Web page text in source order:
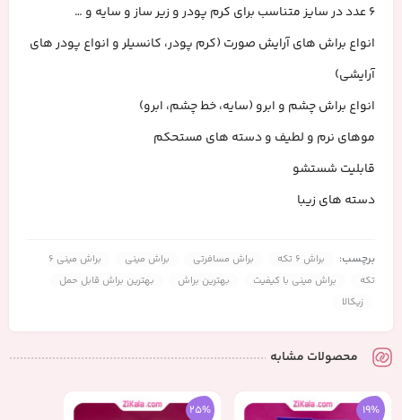
6 عدد در سایز متناسب برای کرم پودر و زیر ساز و سایه و …
انواع براش های آرایش صورت (کرم پودر، کانسیلر و انواع پودر های
آرایشی)
انواع براش چشم و ابرو (سایه، خط چشم، ابرو)
موهای نرم و لطیف و دسته های مستحکم
قابلیت شستشو
دسته های زیبا
برچسب: براش 6 تکه براش مسافرتی براش مینی
براش مینی 6
تکه
براش مینی با کیفیت بهترین براش
بهترین براش قابل حمل
زیکالا
محصولات مشابه
19%
25%